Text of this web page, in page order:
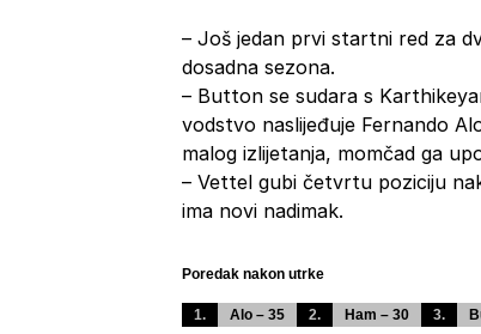
– Još jedan prvi startni red za
dosadna sezona.
– Button se sudara s
vodstvo naslijeđuje Fernando
malog izlijetanja, momčad ga
– Vettel gubi četvrtu poziciju
ima novi nadimak.
Poredak nakon utrke
1. Alo – 35 2. Ham – 30 3.